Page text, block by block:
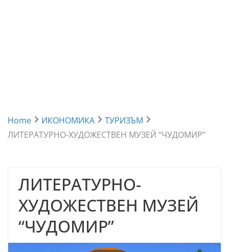
Home ИКОНОМИКА
ТУРИЗЪМ
ЛИТЕРАТУРНО-ХУДОЖЕСТВЕН МУЗЕЙ “ЧУДОМИР”
ЛИТЕРАТУРНО-
ХУДОЖЕСТВЕН МУЗЕЙ
“ЧУДОМИР”